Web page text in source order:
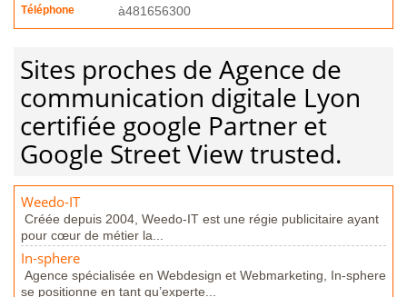
Téléphone à481656300
Sites proches de Agence de
communication digitale Lyon
certifiée google Partner et
Google Street View trusted.
Weedo-IT
Créée depuis 2004, Weedo-IT est une régie publicitaire ayant
pour cœur de métier la...
In-sphere
Agence spécialisée en Webdesign et Webmarketing, In-sphere
se positionne en tant qu’experte...